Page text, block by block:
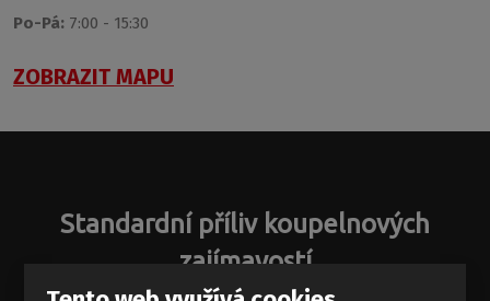
Po-Pá: 7:00 - 15:30
ZOBRAZIT MAPU
Standardní příliv koupelnových
zajímavostí